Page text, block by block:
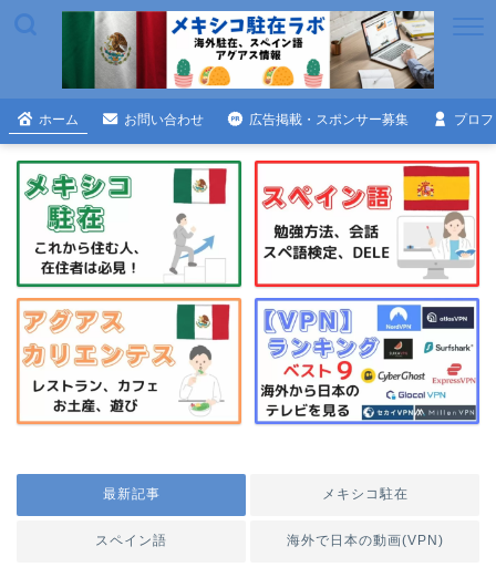
ホーム お問い合わせ 広告掲載・スポンサー募集 プロ
最新記事 メキシコ駐在
スペイン語 海外で日本の動画(VPN)